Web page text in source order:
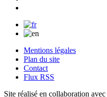
Mentions légales
Plan du site
Contact
Flux RSS
Site réalisé en collaboration avec